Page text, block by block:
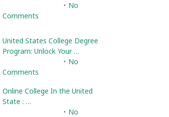
No
Comments
United States College Degree
Program: Unlock Your …
No
Comments
Online College In the United
State : …
No